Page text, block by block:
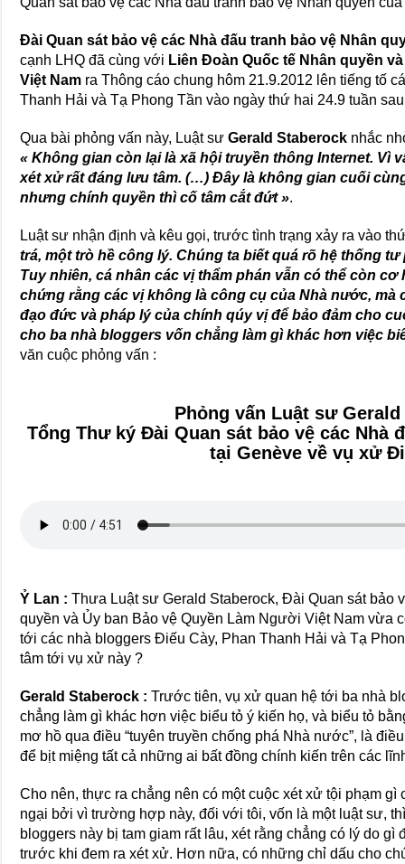
Đài Quan sát bảo vệ các Nhà đấu tranh bảo vệ Nhân
cạnh LHQ đã cùng với Liên Đoàn Quốc tế Nhân quyền
Việt Nam ra Thông cáo chung hôm 21.9.2012 lên tiếng tố
Thanh Hải và Tạ Phong Tần vào ngày thứ hai 24.9 tuần
Qua bài phỏng vấn này, Luật sưGerald Staberock nhắc
« Không gian còn lại là xã hội truyền thông Internet. Vì
xét xử rất đáng lưu tâm. (…) Đây là không gian cuối
nhưng chính quyền thì cố tâm cắt đứt ».
Luật sư nhận định và kêu gọi, trước tình trạng xảy ra vào
trá, một trò hề công lý. Chúng ta biết quá rõ hệ thống
Tuy nhiên, cá nhân các vị thẩm phán vẫn có thể còn
chứng rằng các vị không là công cụ của Nhà nước, mà
đạo đức và pháp lý của chính qúy vị để bảo đảm cho
cho ba nhà bloggers vốn chẳng làm gì khác hơn việc
văn cuộc phỏng vấn :
Phỏng vấn Luật sư
Tổng Thư ký Đài Quan sát bảo vệ các Nhà
tại Genève về vụ xử
Ỷ Lan : Thưa Luật sư Gerald Staberock, Đài Quan sát bảo
quyền và Ủy ban Bảo vệ Quyền Làm Người Việt Nam vừa
tới các nhà bloggers Điếu Cày, Phan Thanh Hải và Tạ
tâm tới vụ xử này ?
Gerald Staberock : Trước tiên, vụ xử quan hệ tới ba nhà
chẳng làm gì khác hơn việc biểu tỏ ý kiến họ, và biểu tỏ
mơ hồ qua điều “tuyên truyền chống phá Nhà nước”, là
để bịt miệng tất cả những ai bất đồng chính kiến trên các
Cho nên, thực ra chẳng nên có một cuộc xét xử tội phạm gì
ngại bởi vì trường hợp này, đối với tôi, vốn là một luật sư,
bloggers này bị tam giam rất lâu, xét rằng chẳng có lý do
trước khi đem ra xét xử. Hơn nữa, có những chỉ dấu cho